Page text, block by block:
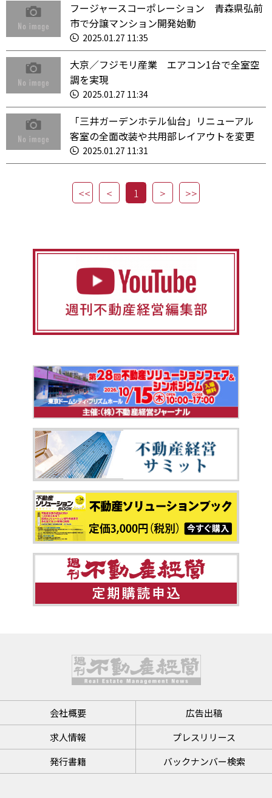
フージャースコーポレーション 青森県弘前
市で分譲マンション開発始動
2025.01.27 11:35
大京／フジモリ産業 エアコン1台で全室空
調を実現
2025.01.27 11:34
「三井ガーデンホテル仙台」リニューアル
客室の全面改装や共用部レイアウトを変更
2025.01.27 11:31
1
会社概要
広告出稿
求人情報
プレスリリース
発行書籍
バックナンバー検索